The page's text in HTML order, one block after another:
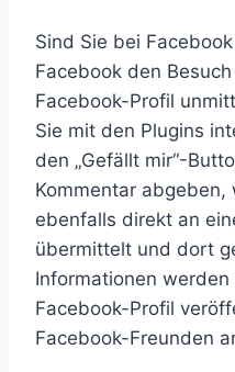
Sind Sie bei
Facebook den
Facebook-Profil
Sie mit den Plugins
den „Gefällt mir“-
Kommentar
ebenfalls direkt an
übermittelt und dort
Informationen
Facebook-Profil
Facebook-Freunden